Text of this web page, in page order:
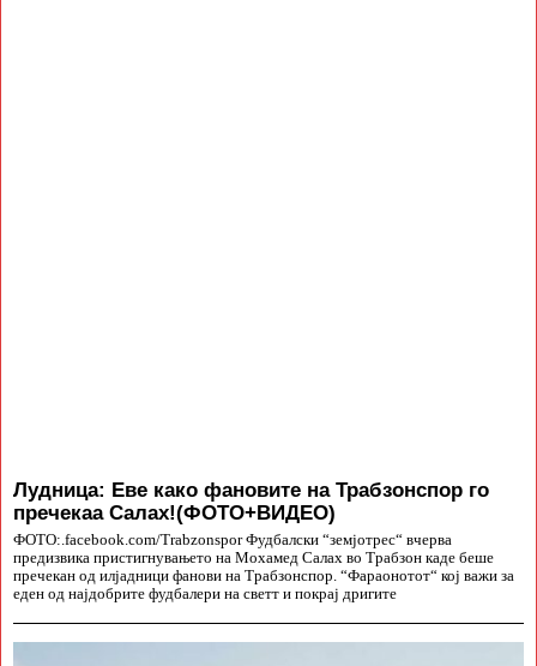
Лудница: Еве како фановите на Трабзонспор го
пречекаа Салах!(ФОТО+ВИДЕО)
ФОТО:.facebook.com/Trabzonspor Фудбалски “земјотрес“ вчерва
предизвика пристигнувањето на Мохамед Салах во Трабзон каде беше
пречекан од илјадници фанови на Трабзонспор. “Фараонотот“ кој важи за
еден од најдобрите фудбалери на светт и покрај дригите